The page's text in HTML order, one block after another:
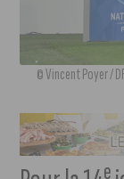
© Vincent Poyer /
e